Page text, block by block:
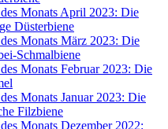
Monats April 2023: Die
Düsterbiene
Monats März 2023: Die
Schmalbiene
Monats Februar 2023: Die
Monats Januar 2023: Die
Filzbiene
Monats Dezember 2022: